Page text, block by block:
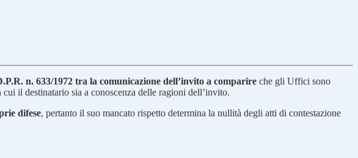
n. 633/1972 tra la comunicazione dell’invito a comparire che gli Uffici sono
cui il destinatario sia a conoscenza delle ragioni dell’invito.
difese, pertanto il suo mancato rispetto determina la nullità degli atti di contestazione